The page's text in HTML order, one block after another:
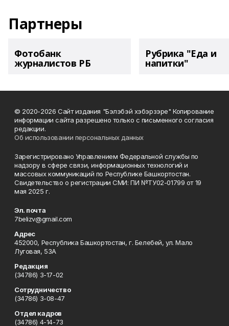
Партнеры
Фотобанк
журналистов РБ
Рубрика "Еда и
напитки"
© 2020-2026 Сайт издания "Бэлэбэй хэбэрзэре" Копирование
информации сайта разрешено только с письменного согласия
редакции.
Об использовании персональных данных
Зарегистрировано Управлением Федеральной службы по
надзору в сфере связи, информационных технологий и
массовых коммуникаций по Республике Башкортостан.
Свидетельство о регистрации СМИ: ПИ №ТУ02-01799 от 19
мая 2025 г.
Эл. почта
7belizv@gmail.com
Адрес
452000, Республика Башкортостан, г. Белебей, ул. Мало
Луговая, 53А
Редакция
(34786) 3-17-02
Сотрудничество
(34786) 3-08-47
Отдел кадров
(34786) 4-14-73